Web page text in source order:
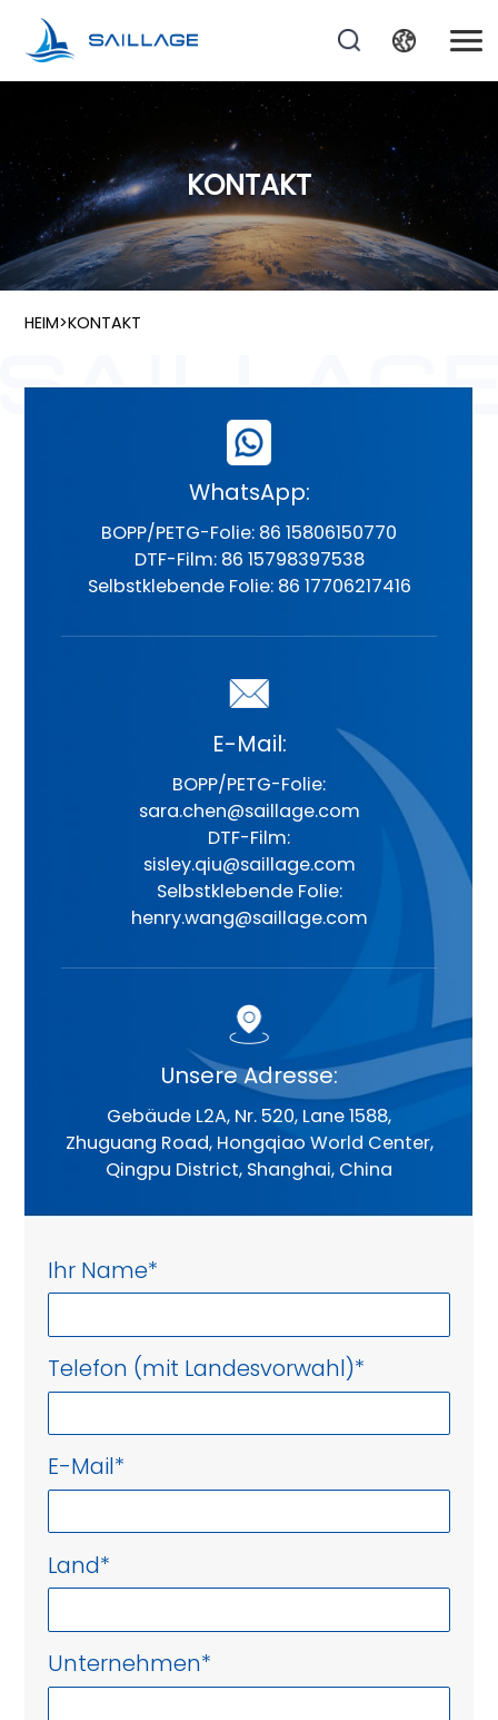
KONTAKT
HEIM>KONTAKT
WhatsApp:
BOPP/PETG-Folie: 86 15806150770
DTF-Film: 86 15798397538
Selbstklebende Folie: 86 17706217416
E-Mail:
BOPP/PETG-Folie:
sara.chen@saillage.com
DTF-Film:
sisley.qiu@saillage.com
Selbstklebende Folie:
henry.wang@saillage.com
Unsere Adresse:
Gebäude L2A, Nr. 520, Lane 1588,
Zhuguang Road, Hongqiao World Center,
Qingpu District, Shanghai, China
Ihr Name*
Telefon (mit Landesvorwahl)*
E-Mail*
Land*
Unternehmen*